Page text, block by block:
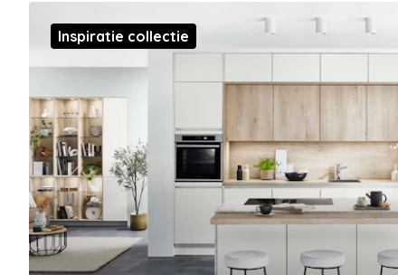
Inspiratie collectie